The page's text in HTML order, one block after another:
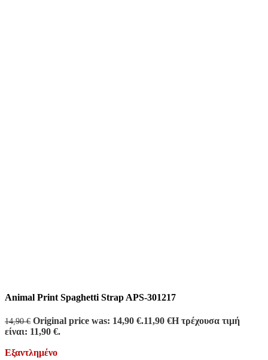
Animal Print Spaghetti Strap APS-301217
14,90€ Original price was: 14,90 €.11,90 €Η τρέχουσα τιμή
είναι: 11,90 €.
Εξαντλημένο